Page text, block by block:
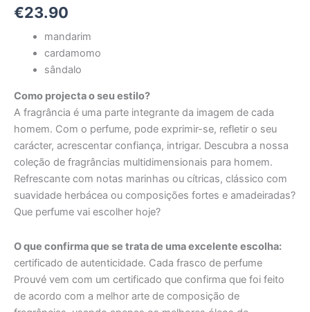
€23.90
mandarim
cardamomo
sândalo
Como projecta o seu estilo?
A fragrância é uma parte integrante da imagem de cada
homem. Com o perfume, pode exprimir-se, refletir o seu
carácter, acrescentar confiança, intrigar. Descubra a nossa
coleção de fragrâncias multidimensionais para homem.
Refrescante com notas marinhas ou cítricas, clássico com
suavidade herbácea ou composições fortes e amadeiradas?
Que perfume vai escolher hoje?
O que confirma que se trata de uma excelente escolha:
certificado de autenticidade. Cada frasco de perfume
Prouvé vem com um certificado que confirma que foi feito
de acordo com a melhor arte de composição de